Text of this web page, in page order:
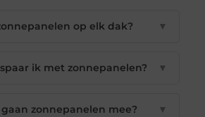
op elk dak? ▼
ik met zonnepanelen? ▼
zonnepanelen mee? ▼